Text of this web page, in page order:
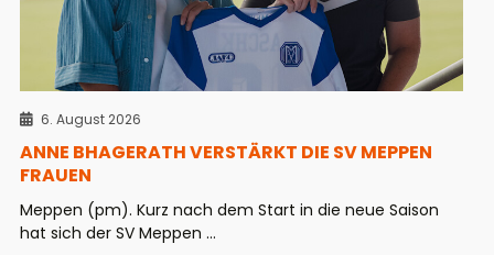
6. August 2026
ANNE BHAGERATH VERSTÄRKT DIE SV MEPPEN
FRAUEN
Meppen (pm). Kurz nach dem Start in die neue Saison
hat sich der SV Meppen ...